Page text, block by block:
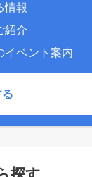
情報
紹介
イベント案内
探す